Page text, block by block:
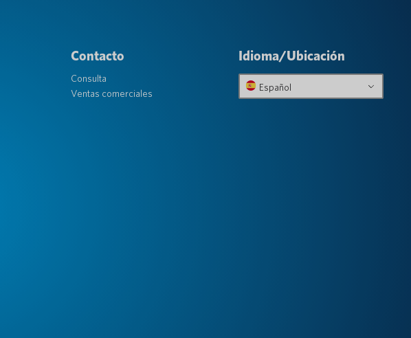
Contacto
Consulta
Ventas comerciales
Idioma/Ubicación
Español